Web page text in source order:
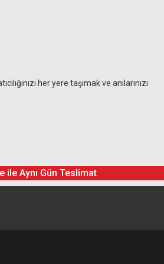
her yere taşımak ve anılarınızı
ile Aynı Gün Teslimat